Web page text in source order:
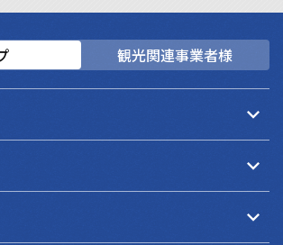
観光関連事業者様
keyboard_arrow_down
keyboard_arrow_down
keyboard_arrow_down